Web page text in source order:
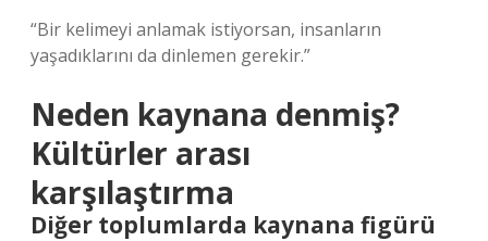
“Bir kelimeyi anlamak istiyorsan, insanların
yaşadıklarını da dinlemen gerekir.”
Neden kaynana denmiş?
Kültürler arası
karşılaştırma
Diğer toplumlarda kaynana figürü